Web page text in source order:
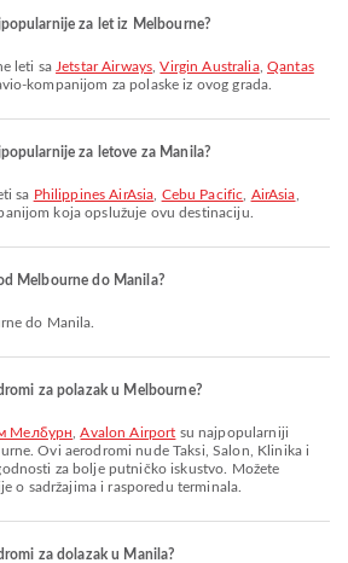
za let iz Melbourne?
leti sa Jetstar Airways ,Virgin Australia, Qantas
kompanijom za polaske iz ovog grada.
za letove za Manila?
sa Philippines AirAsia Cebu Pacific AirAsia
koja opslužuje ovu destinaciju.
Melbourne do Manila?
do Manila.
za polazak u Melbourne?
Мелбурн ,Avalon Airport su najpopularniji
Ovi aerodromi nude Taksi, Salon, Klinika i
za bolje putničko iskustvo. Možete
o sadržajima i rasporedu terminala.
za dolazak u Manila?